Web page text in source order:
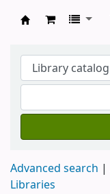
Advanced search
Libraries